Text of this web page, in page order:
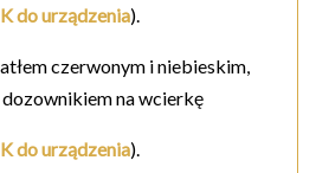
do urządzenia).
czerwonym i niebieskim,
na wcierkę
do urządzenia).